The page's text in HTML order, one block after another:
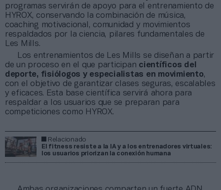
programas servirán de apoyo para el entrenamiento de
HYROX, conservando la combinación de música,
coaching motivacional, comunidad y movimientos
respaldados por la ciencia, pilares fundamentales de
Les Mills.
Los entrenamientos de Les Mills se diseñan a partir
de un proceso en el que participan científicos del
deporte, fisiólogos y especialistas en movimiento,
con el objetivo de garantizar clases seguras, escalables
y eficaces. Esta base científica servirá ahora para
respaldar a los usuarios que se preparan para
competiciones como HYROX.
Relacionado
El fitness resiste a la IA y a los entrenadores virtuales:
los usuarios priorizan la conexión humana